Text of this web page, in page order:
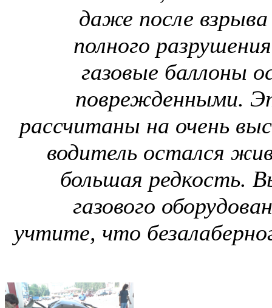
даже после
полного
газовые баллоны
поврежденными.
рассчитаны на очень
водитель остался
большая редкость.
газового
учтите, что